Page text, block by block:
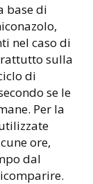
base di
nel caso di
sulla
di
se le
Per la
ore,
dal